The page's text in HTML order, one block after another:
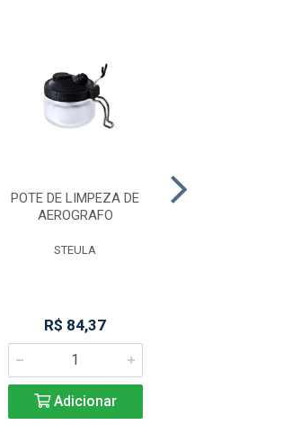
POTE DE LIMPEZA DE
AEROGRAFO
STEULA
R$ 84,37
Adicionar